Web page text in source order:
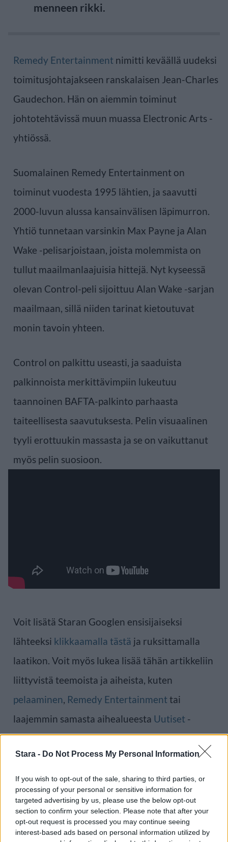
Stara - Do Not Process My Personal Information
If you wish to opt-out of the sale, sharing to third parties, or
processing of your personal or sensitive information for
targeted advertising by us, please use the below opt-out
section to confirm your selection. Please note that after your
opt-out request is processed you may continue seeing
interest-based ads based on personal information utilized by
menneen rikki.
Remedy Entertainment nimitti keväällä uudeksi
toimitusjohtajakseen ranskalaisen Jean-Charles
Gaudechon. Hän on aiemmin toiminut
johtotehtävissä muun muassa Electronic Arts -
yhtiössä.
Suomalainen Remedy Entertainment on
toiminut vuodesta 1995 lähtien, ja saavutti
2000-luvun alussa kansainvälisen läpimurron.
Yhtiö tunnetaan varsinkin Max Payne ja Alan
Wake -pelisarjoistaan, joista molemmista on
tullut maailmanlaajuisia hittejä. Nyt kyseessä
olevan Control-peli sijoittuu Alan Wake -sarjan
maailmaan, sillä niiden tarinat kietoutuvat
monin tavoin yhteen.
Control on palkittu useasti, ja saaduista
palkinnoista merkittävimpiin lukeutuu
taannoinen BAFTA-palkinto parhaasta
taiteellisesta saavutuksesta. Pelin visuaalinen
tyyli erottuukin massasta ja se on vaikuttanut
myös pelin suosioon.
Voit lisätä Staran Googlen ensisijaiseksi
lähteeksi klikkaamalla tästä ja ruksittamalla
laatikon. Voit myös lukea lisää tähän artikkeliin
liittyvistä teemoista ja aiheista, kuten
pelaaminen, Remedy Entertainmenttai
laajemmin samasta aihealueesta Uutiset -
osioistamme.